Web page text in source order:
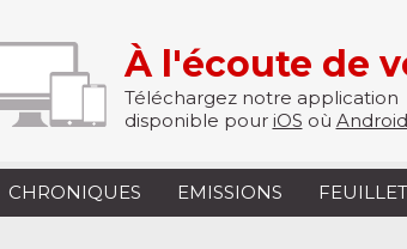
À l'écoute de
Téléchargez notre application
disponible pour iOS où Android
CHRONIQUES EMISSIONS